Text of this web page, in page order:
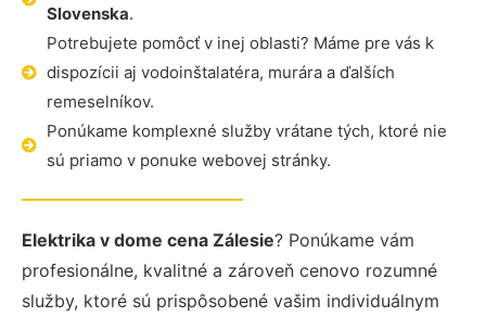
Slovenska.
Potrebujete pomôcť v inej oblasti? Máme pre vás k
dispozícii aj vodoinštalatéra, murára a ďalších
remeselníkov.
Ponúkame komplexné služby vrátane tých, ktoré nie
sú priamo v ponuke webovej stránky.
Elektrika v dome cena Zálesie? Ponúkame vám
profesionálne, kvalitné a zároveň cenovo rozumné
služby, ktoré sú prispôsobené vašim individuálnym